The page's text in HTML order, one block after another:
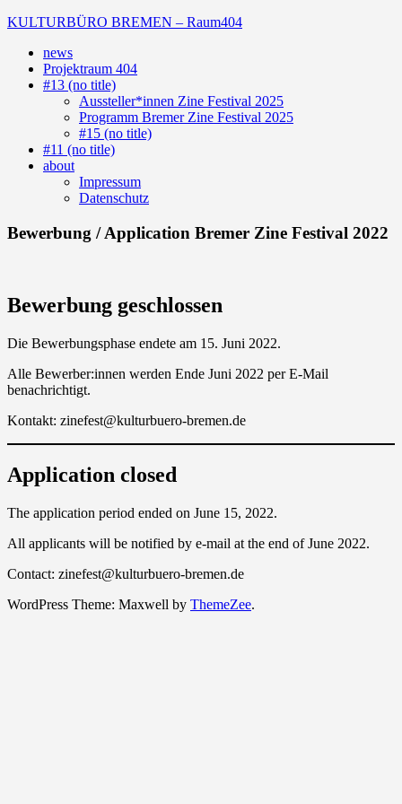
Skip
content
KULTURBÜRO BREMEN – Raum404
(Deutsch)
Galerie
news
Projektraum 404
#13 (no title)
Aussteller*innen Zine Festival 2025
Programm Bremer Zine Festival 2025
#15 (no title)
#11 (no title)
about
Impressum
Datenschutz
Bewerbung / Application Bremer Zine Festival 2022
Bewerbung geschlossen
Die Bewerbungsphase endete am 15. Juni 2022.
Alle Bewerber:innen werden Ende Juni 2022 per E-Mail
benachrichtigt.
Kontakt: zinefest@kulturbuero-bremen.de
Application closed
The application period ended on June 15, 2022.
All applicants will be notified by e-mail at the end of June 2022.
Contact: zinefest@kulturbuero-bremen.de
WordPress Theme: Maxwell by ThemeZee.